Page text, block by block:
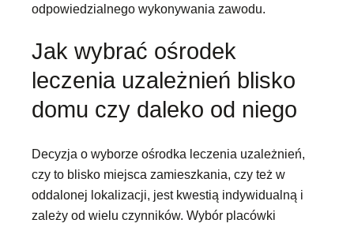
odpowiedzialnego wykonywania zawodu.
Jak wybrać ośrodek
leczenia uzależnień blisko
domu czy daleko od niego
Decyzja o wyborze ośrodka leczenia uzależnień,
czy to blisko miejsca zamieszkania, czy też w
oddalonej lokalizacji, jest kwestią indywidualną i
zależy od wielu czynników. Wybór placówki